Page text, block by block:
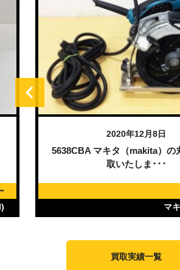
2020年12月8日
5638CBA マキタ（makita）の
取いたしま･･･
マ
買取実績一覧